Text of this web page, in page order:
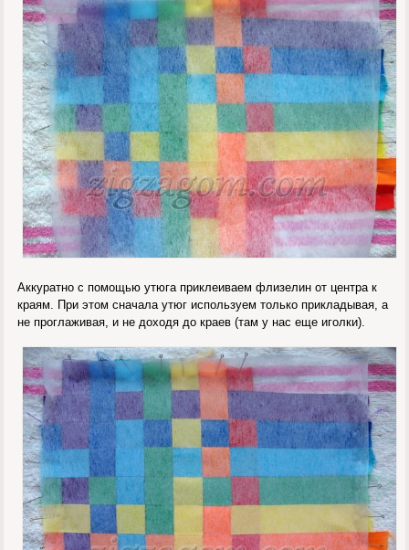
Аккуратно с помощью утюга приклеиваем флизелин от центра к
краям. При этом сначала утюг используем только прикладывая, а
не проглаживая, и не доходя до краев (там у нас еще иголки).